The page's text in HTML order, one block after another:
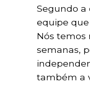
Segundo a
equipe que
Nós temos
semanas,
também a